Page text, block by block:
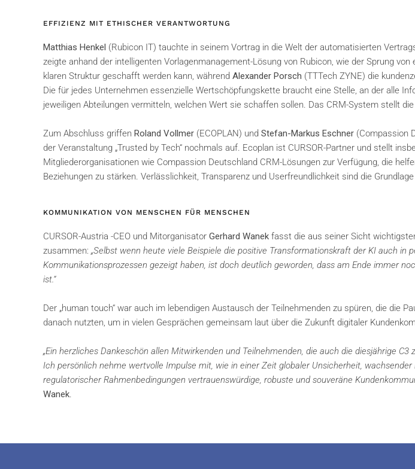
EFFIZIENZ MIT ETHISCHER VERANTWORTUNG
Matthias Henkel (Rubicon IT) tauchte in seinem Vortrag in die Welt der automatisierten
zeigte anhand der intelligenten Vorlagenmanagement-Lösung von Rubicon, wie der Sprung von
klaren Struktur geschafft werden kann, während Alexander Porsch (TTTech ZYNE) die
Die für jedes Unternehmen essenzielle Wertschöpfungskette braucht eine Stelle, an der alle
jeweiligen Abteilungen vermitteln, welchen Wert sie schaffen sollen. Das CRM-System stellt
Zum Abschluss griffen Roland Vollmer (ECOPLAN) und Stefan-Markus Eschner (Compassion
der Veranstaltung „Trusted by Tech“ nochmals auf. Ecoplan ist CURSOR-Partner und stellt
Mitgliederorganisationen wie Compassion Deutschland CRM-Lösungen zur Verfügung, die
Beziehungen zu stärken. Verlässlichkeit, Transparenz und Userfreundlichkeit sind die
KOMMUNIKATION VON MENSCHEN FÜR MENSCHEN
CURSOR-Austria -CEO und Mitorganisator Gerhard Wanek fasst die aus seiner Sicht
zusammen: „Selbst wenn heute viele Beispiele die positive Transformationskraft der KI auch in
Kommunikationsprozessen gezeigt haben, ist doch deutlich geworden, dass am Ende immer
ist.“
Der „human touch“ war auch im lebendigen Austausch der Teilnehmenden zu spüren, die die
danach nutzten, um in vielen Gesprächen gemeinsam laut über die Zukunft digitaler
„Ein herzliches Dankeschön allen Mitwirkenden und Teilnehmenden, die auch die diesjährige
Ich persönlich nehme wertvolle Impulse mit, wie in einer Zeit globaler Unsicherheit,
regulatorischer Rahmenbedingungen vertrauenswürdige, robuste und souveräne
Wanek.